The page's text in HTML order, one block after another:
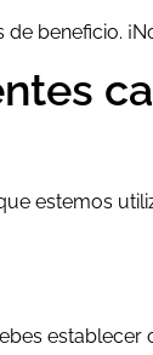
beneficio.
estemos
establecer